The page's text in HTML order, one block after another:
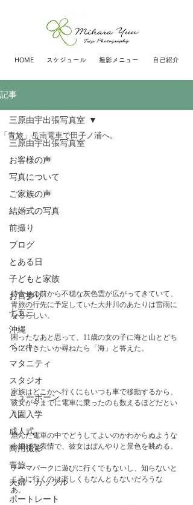
HOME スケジュール 撮影メニュー 自己紹介
記事
三原由宇出張写真室
お客様の声
写真について
ご家族の声
結婚式の写真
前撮り
ブログ
とある日
子どもと家族
お宮参り
七五三
沖縄
ペット
マタニティ
スタジオ
ニューボーン
入園入学
成人式
商用撮影
青旅
夫婦・カップル
ポートレート
三原由宇出張写真室
「青旅」岳南電車で田子ノ浦へ。
待合せの前から不穏な灰色雲が広がってきていて、
青旅の行先に予定していた大井川のあたりは雷雨に
なるらしい。
困ったなあと思って、11歳の女の子に海と山とどち
らに行きたいか尋ねたら「海」と答えた。
家族はどこかへ行くにもいつも車で移動するから、
彼女が今までに電車に乗ったのも数えるほどだとい
う。
混んだ電車の中でどうしてよいのかわからぬような
心細げな表情で、彼女はぼんやりと景色を眺める。
テーマパークに遊びに行くでもないし、知らないと
ころに行くのは楽しくもなんともないだろうな
あ。